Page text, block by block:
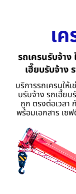
เ
รถเครนรับจ้าง
เฮี๊ยบรับจ้าง
บริการรถเครนให้
บรับจ้าง รถเฮี้ยบ
ถูก ตรงต่อเวลา
พร้อมเอกสาร เซ